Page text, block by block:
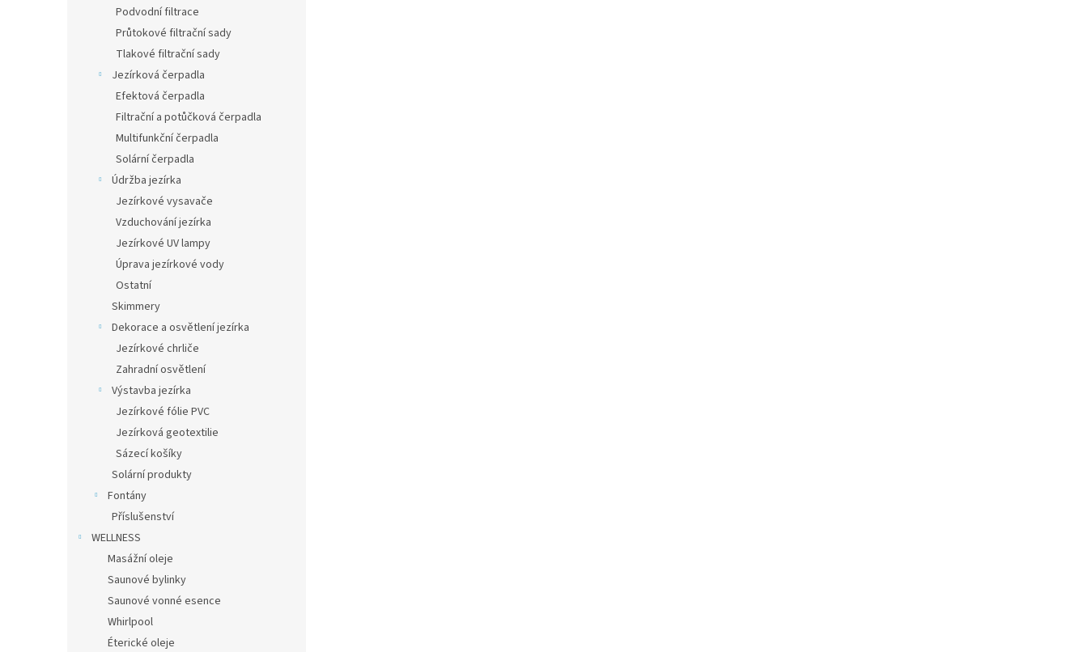
Podvodní filtrace
Průtokové filtrační sady
Tlakové filtrační sady
Jezírková čerpadla
Efektová čerpadla
Filtrační a potůčková čerpadla
Multifunkční čerpadla
Solární čerpadla
Údržba jezírka
Jezírkové vysavače
Vzduchování jezírka
Jezírkové UV lampy
Úprava jezírkové vody
Ostatní
Skimmery
Dekorace a osvětlení jezírka
Jezírkové chrliče
Zahradní osvětlení
Výstavba jezírka
Jezírkové fólie PVC
Jezírková geotextilie
Sázecí košíky
Solární produkty
Fontány
Příslušenství
WELLNESS
Masážní oleje
Saunové bylinky
Saunové vonné esence
Whirlpool
Éterické oleje